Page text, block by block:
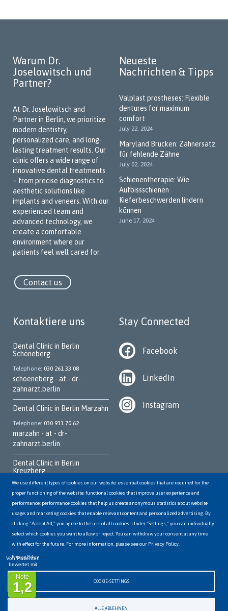
Warum Dr.
Joselowitsch und
Partner?
At Dr. Joselowitsch and
Partner in Berlin, we prioritize
modern dentistry,
personalized care, and long-
lasting treatment results. Our
clinic offers a wide range of
innovative dental treatments
– from precise diagnostics to
aesthetic solutions like
implants and veneers. With our
experienced team and
advanced technology, we
create a comfortable
environment where our
patients feel well cared for.
Contact us
Neueste
Nachrichten & Tipps
Valplast prostheses: Flexible
dentures for maximum
comfort
July 22, 2024
Maryland Brücken: Zahnersatz
für fehlende Zähne
July 02, 2024
Schienentherapie: Wie
Aufbissschienen
Kieferbeschwerden lindern
können
June 17, 2024
Kontaktiere uns
Dental Clinic in Berlin
Schöneberg
Telephone 030 261 33 08
schoeneberg - at - dr-
zahnarzt.berlin
Dental Clinic in Berlin Marzahn
Telephone 030 931 70 62
marzahn - at - dr-
zahnarzt.berlin
Dental Clinic in Berlin
Kreuzberg
Telephone 030 252 95 700
kreuzberg - at - dr-
zahnarzt.berlin
Dental Clinic in Berlin
Hellersdorf
Telephone 03056498144
hellersdorf - at - dr-
zahnarzt.berlin
Stay Connected
Facebook
LinkedIn
Instagram
We use different types of cookies on our website: essential cookies that are required for the
proper functioning of the website; functional cookies that improve user experience and
performance; performance cookies that help us create anonymous statistics about website
usage; and marketing cookies that enable relevant content and personalized advertising. By
clicking "Accept All," you agree to the use of all cookies. Under "Settings," you can individually
select which cookies you want to allow or reject. You can withdraw your consent at any time
with effect for the future. For more information, please see our Privacy Policy.
Privacy Policy
COOKIE-SETTINGS
ALLE ABLEHNEN
Von Patienten
bewertet mit
Note
1,2